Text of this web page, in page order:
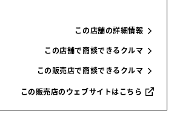
この店舗の詳細情報
この店舗で商談できるクルマ
この販売店で商談できるクルマ
この販売店のウェブサイトはこちら